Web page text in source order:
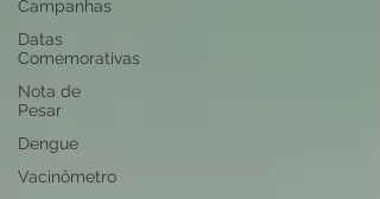
Campanhas
Datas
Comemorativas
Nota de
Pesar
Dengue
Vacinômetro